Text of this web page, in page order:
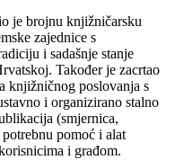
je brojnu knjižničarsku
zajednice s
i sadašnje stanje
Također je zacrtao
knjižničnog poslovanja s
i organizirano stalno
(smjernica,
pomoć i alat
i građom.